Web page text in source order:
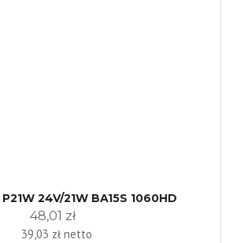
24V/21W BA15S 1060HD
48,01 zł
39,03 zł netto